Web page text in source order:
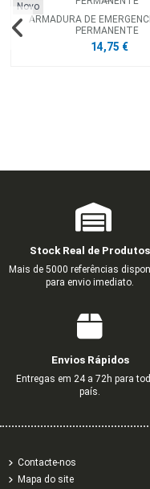
Novo
ARMADURA DE
PERMANENTE
14,75 €
Stock Real de Produtos
Mais de 5000 referências
para envio imediato.
Envios Rápidos
Entregas em 24 a 72h para
país.
Contacte-nos
Mapa do site